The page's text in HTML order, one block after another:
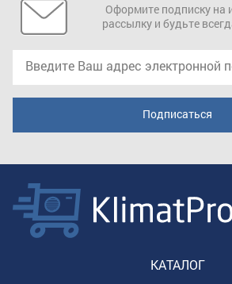
Оформите подписку
рассылку и будьте
КАТАЛОГ